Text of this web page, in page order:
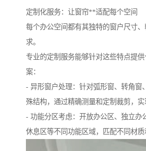
定制化服务：让窗帘**适配每个空间
每个办公空间都有其独特的窗户尺寸
求。
专业的定制服务能够针对这些特点提
案：
- 异形窗户处理：针对弧形窗、转角窗
殊结构，通过精确测量和定制裁剪，
- 功能分区考虑：开放办公区、独立办
休息区等不同功能区域，匹配不同材